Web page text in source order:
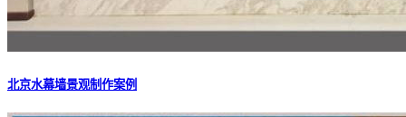
北京水幕墙景观制作案例